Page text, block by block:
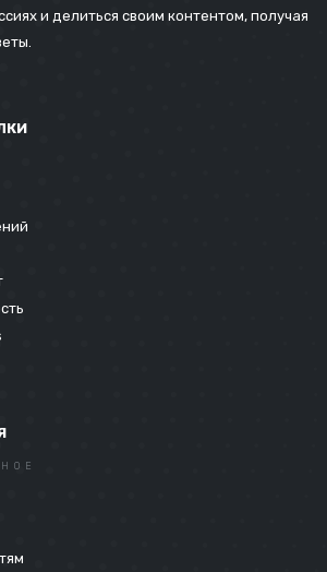
и делиться своим контентом, получая